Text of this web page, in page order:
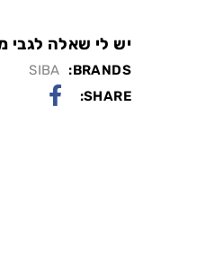
יש לי שאלה לגבי
BRANDS:
SIBA
SHARE: